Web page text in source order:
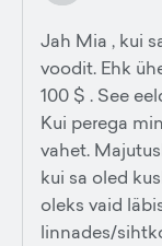
Jah Mia , kui
voodit. Ehk
100 $ . See
Kui perega
vahet.
kui sa oled
oleks vaid
linnades/